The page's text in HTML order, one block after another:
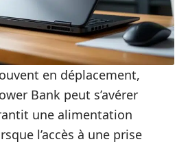
en déplacement,
Bank peut s’avérer
une alimentation
l’accès à une prise